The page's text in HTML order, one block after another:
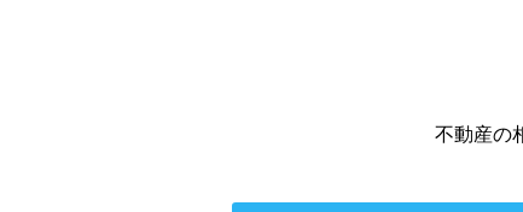
不動産の